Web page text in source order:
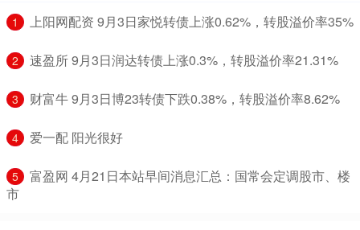
1 ​上阳网配资 9月3日家悦转债上涨0.62%，转股溢价率35%
2 ​速盈所 9月3日润达转债上涨0.3%，转股溢价率21.31%
3 ​财富牛 9月3日博23转债下跌0.38%，转股溢价率8.62%
4 ​爱一配 阳光很好
5
​富盈网 4月21日本站早间消息汇总：国常会定调股市、楼
市